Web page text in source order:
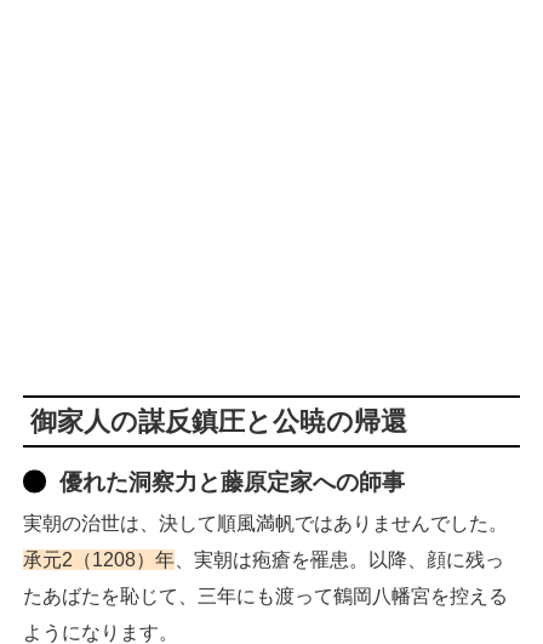
御家人の謀反鎮圧と公暁の帰還
優れた洞察力と藤原定家への師事
実朝の治世は、決して順風満帆ではありませんでした。
承元2（1208）年 、実朝は疱瘡を罹患。以降、顔に残っ
たあばたを恥じて、三年にも渡って鶴岡八幡宮を控える
ようになります。